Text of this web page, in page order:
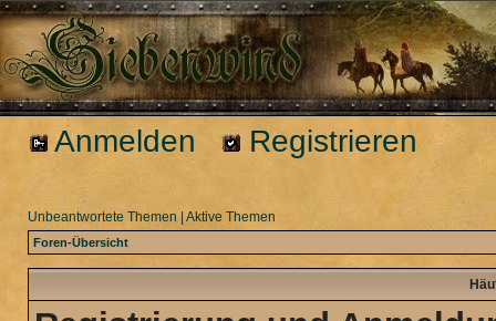
Anmelden Registrieren
Unbeantwortete Themen Aktive Themen
Foren-Übersicht